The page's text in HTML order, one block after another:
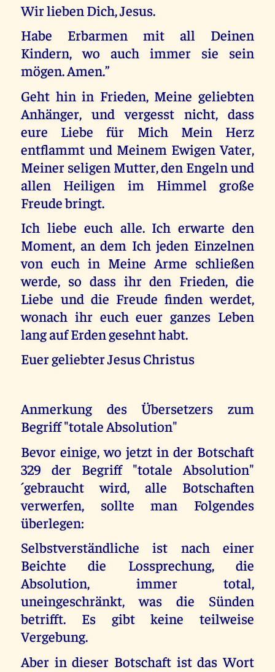
Wir lieben Dich, Jesus.
Habe Erbarmen mit all Deinen
Kindern, wo auch immer sie sein
mögen. Amen.”
Geht hin in Frieden, Meine geliebten
Anhänger, und vergesst nicht, dass
eure Liebe für Mich Mein Herz
entflammt und Meinem Ewigen Vater,
Meiner seligen Mutter, den Engeln und
allen Heiligen im Himmel große
Freude bringt.
Ich liebe euch alle. Ich erwarte den
Moment, an dem Ich jeden Einzelnen
von euch in Meine Arme schließen
werde, so dass ihr den Frieden, die
Liebe und die Freude finden werdet,
wonach ihr euch euer ganzes Leben
lang auf Erden gesehnt habt.
Euer geliebter Jesus Christus
Anmerkung des Übersetzers zum
Begriff "totale Absolution"
Bevor einige, wo jetzt in der Botschaft
329 der Begriff "totale Absolution"
´gebraucht wird, alle Botschaften
verwerfen, sollte man Folgendes
überlegen:
Selbstverständliche ist nach einer
Beichte die Lossprechung, die
Absolution, immer total,
uneingeschränkt, was die Sünden
betrifft. Es gibt keine teilweise
Vergebung.
Aber in dieser Botschaft ist das Wort